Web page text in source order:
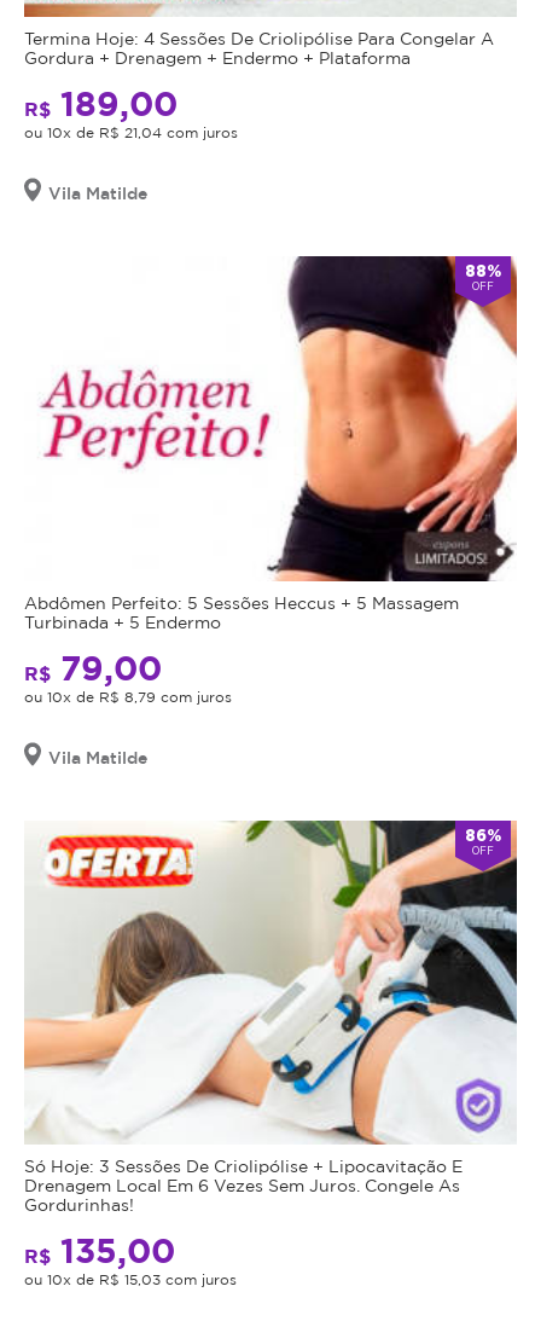
Termina Hoje: 4 Sessões De Criolipólise Para Congelar A
Gordura + Drenagem + Endermo + Plataforma
R$ 189,00
ou 10x de R$ 21,04 com juros
Vila Matilde
88%
OFF
Abdômen Perfeito: 5 Sessões Heccus + 5 Massagem
Turbinada + 5 Endermo
R$ 79,00
ou 10x de R$ 8,79 com juros
Vila Matilde
86%
OFF
Só Hoje: 3 Sessões De Criolipólise + Lipocavitação E
Drenagem Local Em 6 Vezes Sem Juros. Congele As
Gordurinhas!
R$ 135,00
ou 10x de R$ 15,03 com juros